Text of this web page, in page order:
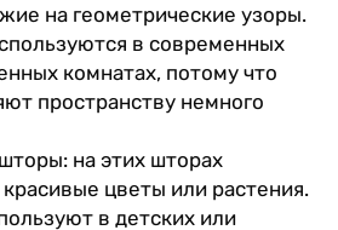
на геометрические узоры.
в современных
комнатах, потому что
пространству немного
на этих шторах
цветы или растения.
в детских или